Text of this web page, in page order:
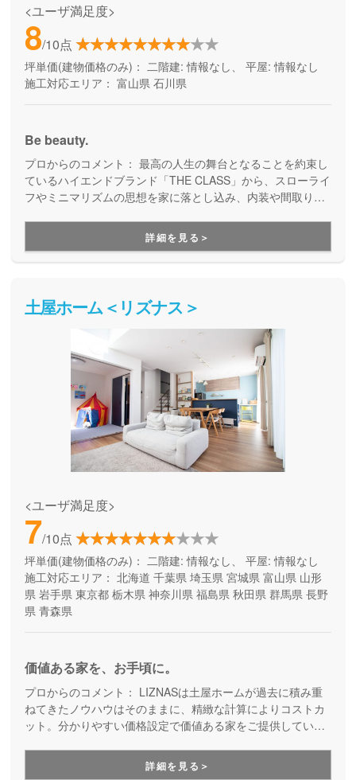
<ユーザ満足度>
8/10点
坪単価(建物価格のみ)： 二階建: 情報なし、 平屋: 情報なし
施工対応エリア： 富山県 石川県
Be beauty.
プロからのコメント： 最高の人生の舞台となることを約束し
ているハイエンドブランド「THE CLASS」から、スローライ
フやミニマリズムの思想を家に落とし込み、内装や間取りは
トダウンを実現した「Lights」と幅広い商品を展開していま
す。
詳細を見る＞
土屋ホーム＜リズナス＞
<ユーザ満足度>
7/10点
坪単価(建物価格のみ)： 二階建: 情報なし、 平屋: 情報なし
施工対応エリア： 北海道 千葉県 埼玉県 宮城県 富山県 山形
県 岩手県 東京都 栃木県 神奈川県 福島県 秋田県 群馬県 長野
県 青森県
価値ある家を、お手頃に。
プロからのコメント： LIZNASは土屋ホームが過去に積み重
ねてきたノウハウはそのままに、精緻な計算によりコストカ
ット。分かりやすい価格設定で価値ある家をご提供していま
はぴったりの建築会社です。詳細を見る＞